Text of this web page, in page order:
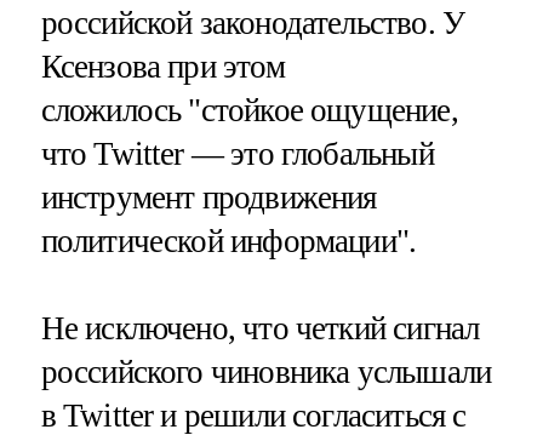
российской законодательство. У
Ксензова при этом
сложилось "стойкое ощущение,
что Twitter — это глобальный
инструмент продвижения
политической информации".
Не исключено, что четкий сигнал
российского чиновника услышали
в Twitter и решили согласиться с